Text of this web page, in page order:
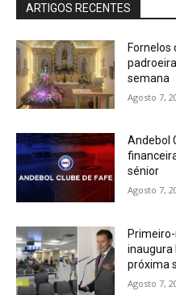
ARTIGOS RECENTES
Fornelos
semana
Agosto 7,
Andebol
sénior
Agosto 7,
inaugura
próxima
Agosto 7,